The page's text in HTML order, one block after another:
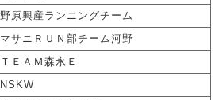
野原興産ランニングチーム
マサニＲＵＮ部チーム河野
ＴＥＡＭ森永Ｅ
NSKW